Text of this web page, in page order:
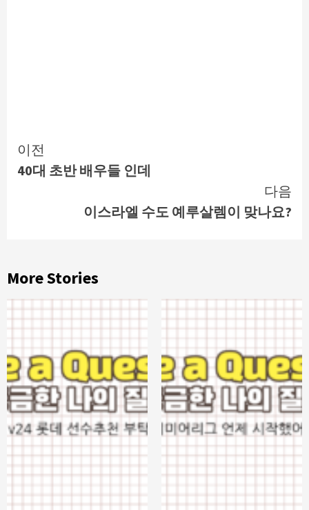
Continue
Reading
이전
40대 초반 배우들 인데
다음
이스라엘 수도 예루살렘이 맞나요?
More Stories